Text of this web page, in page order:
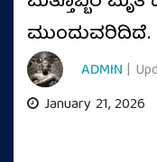
ಮುಂದುವರಿದಿದೆ.
ADMIN |
January 21, 2026